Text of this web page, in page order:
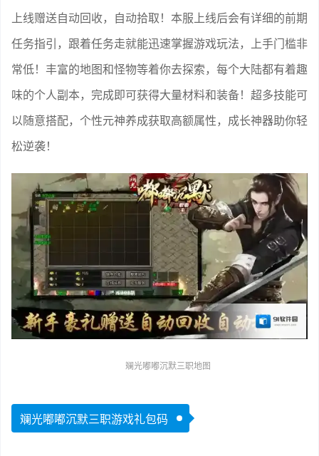
上线赠送自动回收，自动拾取！本服上线后会有详细的前期
任务指引，跟着任务走就能迅速掌握游戏玩法，上手门槛非
常低！丰富的地图和怪物等着你去探索，每个大陆都有着趣
味的个人副本，完成即可获得大量材料和装备！超多技能可
以随意搭配，个性元神养成获取高额属性，成长神器助你轻
松逆袭！
斓光嘟嘟沉默三职地图
斓光嘟嘟沉默三职游戏礼包码